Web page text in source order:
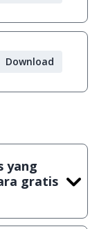
Download
yang
gratis
games yang